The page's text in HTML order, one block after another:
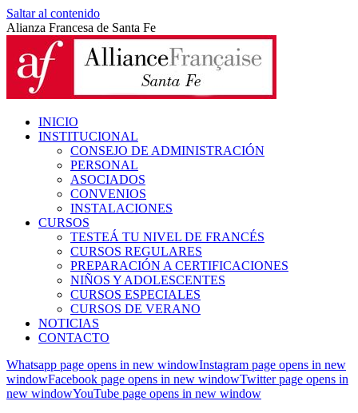
Saltar al contenido
Alianza Francesa de Santa Fe
INICIO
INSTITUCIONAL
CONSEJO DE ADMINISTRACIÓN
PERSONAL
ASOCIADOS
CONVENIOS
INSTALACIONES
CURSOS
TESTEÁ TU NIVEL DE FRANCÉS
CURSOS REGULARES
PREPARACIÓN A CERTIFICACIONES
NIÑOS Y ADOLESCENTES
CURSOS ESPECIALES
CURSOS DE VERANO
NOTICIAS
CONTACTO
Whatsapp page opens in new windowInstagram page opens in new
windowFacebook page opens in new windowTwitter page opens in
new windowYouTube page opens in new window